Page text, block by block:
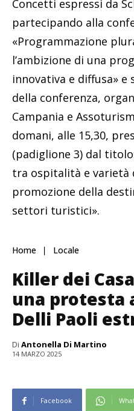
Concetti espressi da
partecipando alla
«Programmazione
l’ambizione di una
innovativa e diffusa»
della conferenza,
Campania e
domani, alle 15,30,
(padiglione 3) dal
tra ospitalità e varietà
promozione della
settori turistici».
Home Locale
Killer dei
una protesta
Delli Paoli
Di Antonella Di Martino
14 MARZO 2025
Facebook